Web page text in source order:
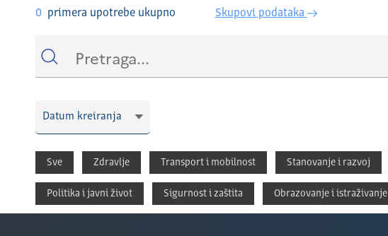
0 primera upotrebe ukupno Skupovi podataka
Sve Zdravlјe Transport i mobilnost Stanovanje i razvoj
Politika i javni život Sigurnost i zaštita Obrazovanje i istraživanje